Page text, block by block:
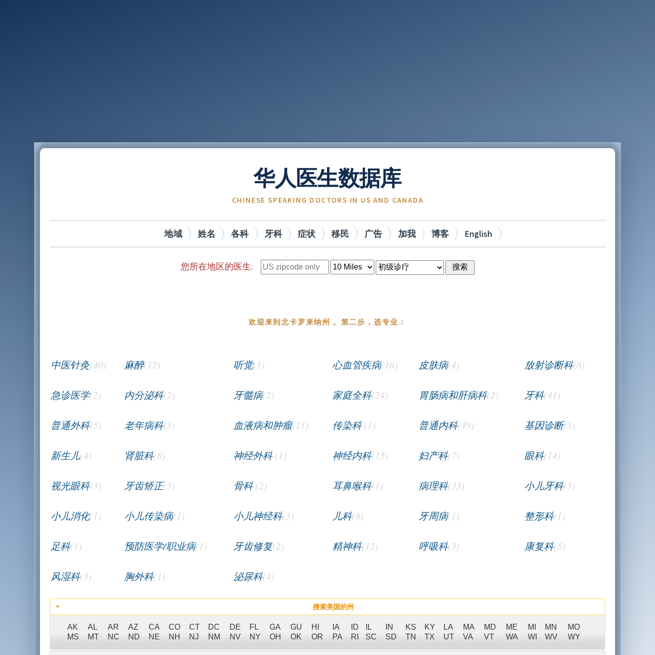
华人医生数据库
CHINESE SPEAKING DOCTORS IN US AND CANADA
地域 姓名 各科 牙科 症状 移民 广告 加我 博客 English
您所在地区的医生:
欢迎来到北卡罗来纳州 。第二步，选专业：
中医针灸(40) 麻醉(12) 听觉(1) 心血管疾病(16) 皮肤病(4) 放射诊断科(8)
急诊医学(2) 内分泌科(2) 牙髓病(2) 家庭全科(24) 胃肠病和肝病科(2) 牙科(41)
普通外科(5) 老年病科(3) 血液病和肿瘤(15) 传染科(1) 普通内科(49) 基因诊断(3)
新生儿(4) 肾脏科(8) 神经外科(1) 神经内科(13) 妇产科(7) 眼科(14)
视光眼科(3) 牙齿矫正(3) 骨科(2) 耳鼻喉科(1) 病理科(33) 小儿牙科(3)
小儿消化(1) 小儿传染病(1) 小儿神经科(3) 儿科(8) 牙周病(1) 整形科(1)
足科(1) 预防医学/职业病(1) 牙齿修复(2) 精神科(12) 呼吸科(3) 康复科(5)
风湿科(3) 胸外科(1) 泌尿科(4)
搜索美国的州
AK AL AR AZ CA CO CT DC DE FL GA GU HI IA ID IL IN KS KY LA MA MD ME MI MN
MO
MS
MT NC ND NE NH NJ NM NV NY OH OK OR PA RI SC SD TN TX UT VA VT WA WI WV WY